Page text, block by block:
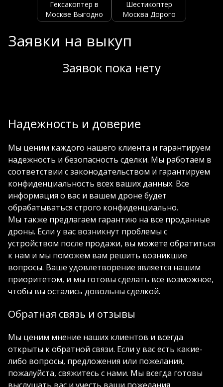
Гексакоптер в
Москве Выгодно
Шестикоптер
Москва Дорого
Заявки на выкуп
Заявок пока нету
Надежность и доверие
Мы ценим каждого нашего клиента и гарантируем
надежность и безопасность сделки. Мы работаем в
соответствии с законодательством и гарантируем
конфиденциальность всех ваших данных. Все
информация о вас и вашем дроне будет
обрабатываться строго конфиденциально.
Мы также предлагаем гарантию на все проданные
дроны. Если у вас возникнут проблемы с
устройством после продажи, вы можете обратиться
к нам и мы поможем вам решить возникшие
вопросы. Ваше удовлетворение является нашим
приоритетом, и мы готовы сделать все возможное,
чтобы вы остались довольны сделкой.
Обратная связь и отзывы
Мы ценим мнение наших клиентов и всегда
открыты к обратной связи. Если у вас есть какие-
либо вопросы, предложения или пожелания,
пожалуйста, свяжитесь с нами. Мы всегда готовы